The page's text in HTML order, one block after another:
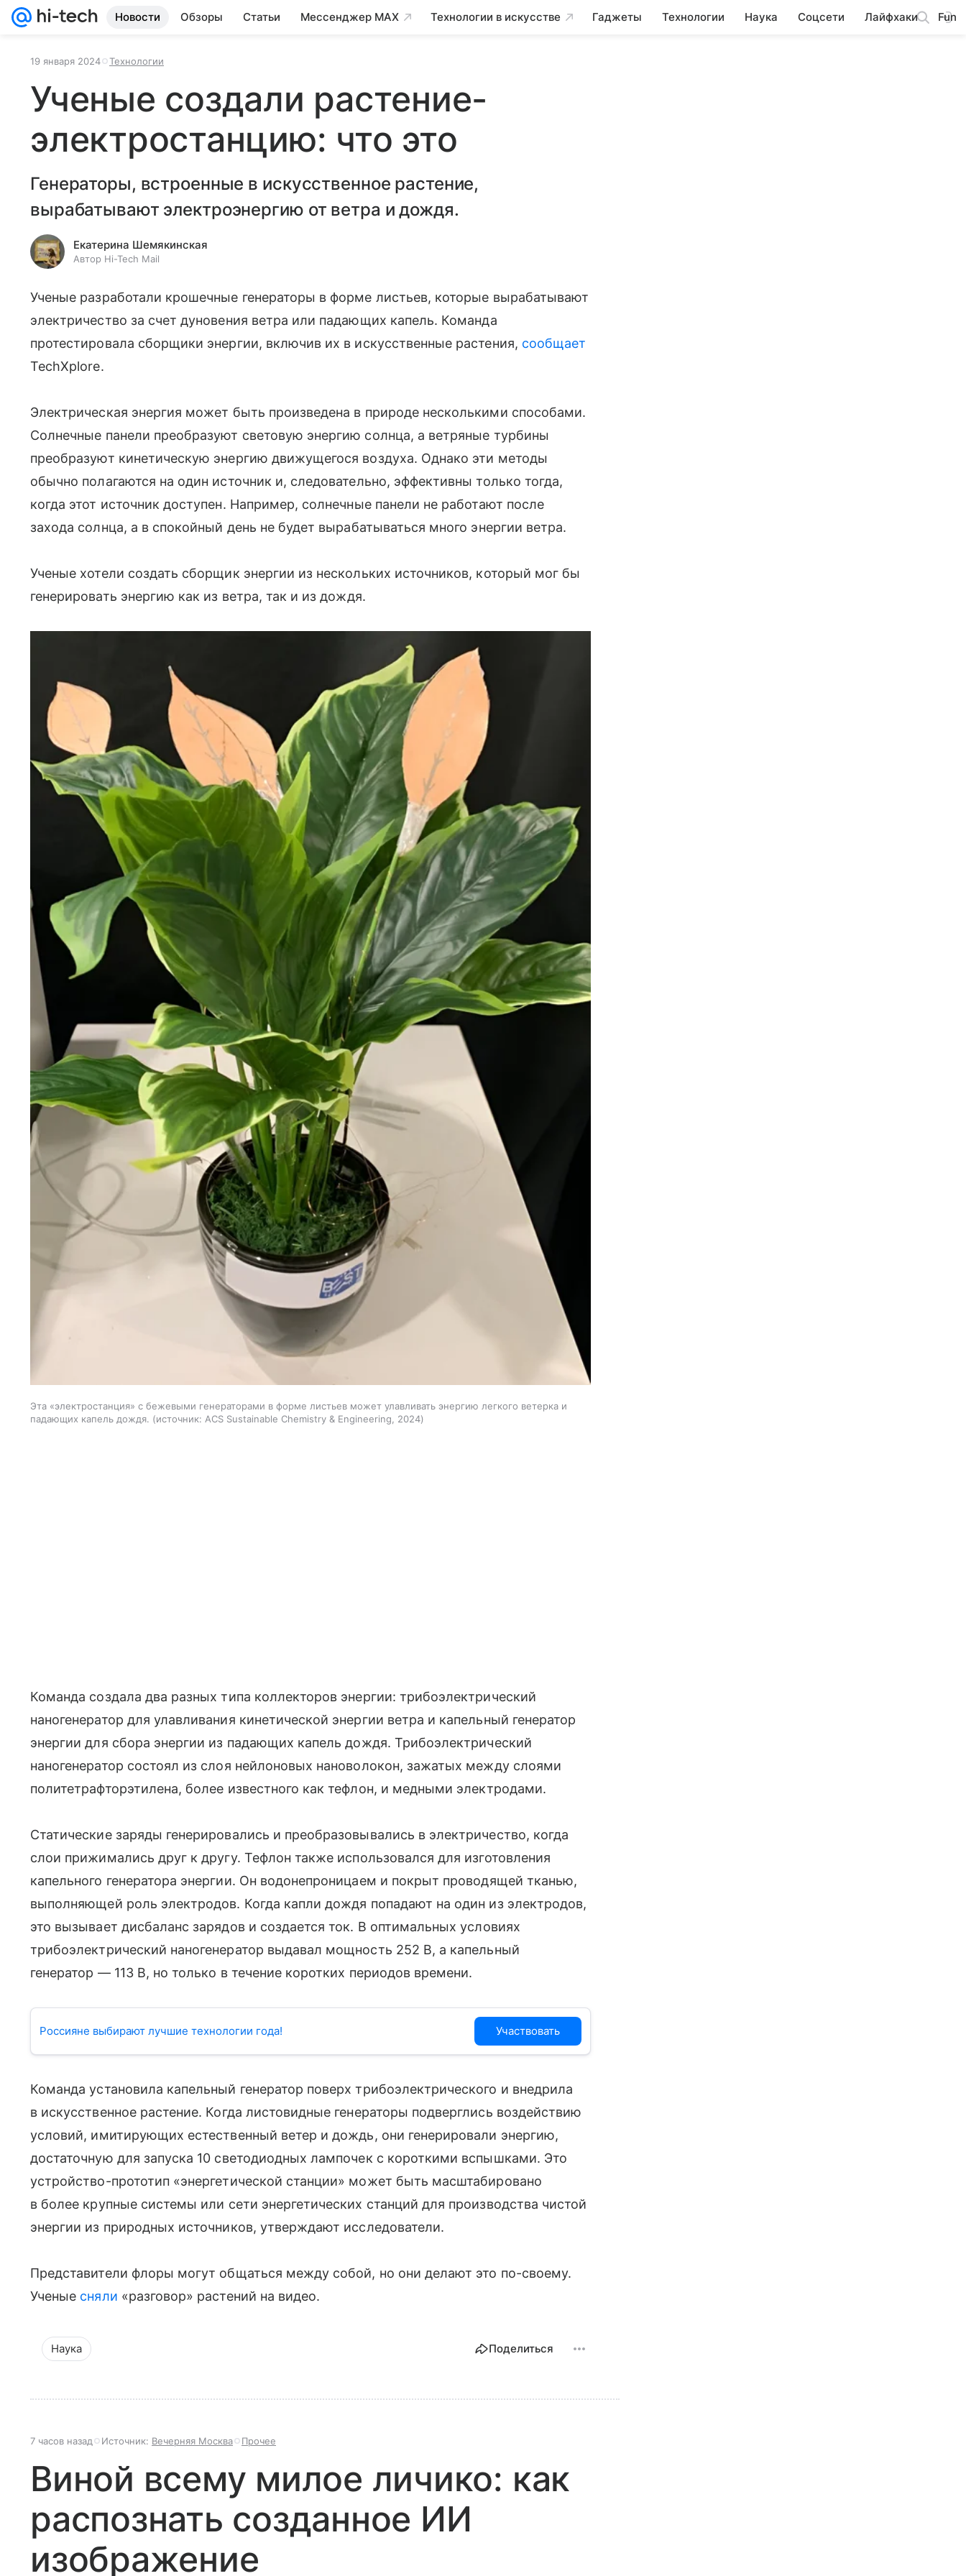
Новости Обзоры Статьи Мессенджер MAX Технологии в искусстве Гаджеты Технологии Наука Соцсети Лайфхаки Fun
19 января 2024 Технологии
Ученые создали растение-
электростанцию: что это
Генераторы, встроенные в искусственное растение,
вырабатывают электроэнергию от ветра и дождя.
Екатерина Шемякинская
Автор Hi-Tech Mail
Ученые разработали крошечные генераторы в форме листьев, которые вырабатывают
электричество за счет дуновения ветра или падающих капель. Команда
протестировала сборщики энергии, включив их в искусственные растения, сообщает
TechXplore.
Электрическая энергия может быть произведена в природе несколькими способами.
Солнечные панели преобразуют световую энергию солнца, а ветряные турбины
преобразуют кинетическую энергию движущегося воздуха. Однако эти методы
обычно полагаются на один источник и, следовательно, эффективны только тогда,
когда этот источник доступен. Например, солнечные панели не работают после
захода солнца, а в спокойный день не будет вырабатываться много энергии ветра.
Ученые хотели создать сборщик энергии из нескольких источников, который мог бы
генерировать энергию как из ветра, так и из дождя.
Эта «электростанция» с бежевыми генераторами в форме листьев может улавливать энергию легкого ветерка и
падающих капель дождя.
источник: ACS Sustainable Chemistry & Engineering, 2024
Команда создала два разных типа коллекторов энергии: трибоэлектрический
наногенератор для улавливания кинетической энергии ветра и капельный генератор
энергии для сбора энергии из падающих капель дождя. Трибоэлектрический
наногенератор состоял из слоя нейлоновых нановолокон, зажатых между слоями
политетрафторэтилена, более известного как тефлон, и медными электродами.
Статические заряды генерировались и преобразовывались в электричество, когда
слои прижимались друг к другу. Тефлон также использовался для изготовления
капельного генератора энергии. Он водонепроницаем и покрыт проводящей тканью,
выполняющей роль электродов. Когда капли дождя попадают на один из электродов,
это вызывает дисбаланс зарядов и создается ток. В оптимальных условиях
трибоэлектрический наногенератор выдавал мощность 252 В, а капельный
генератор — 113 В, но только в течение коротких периодов времени.
Россияне выбирают лучшие технологии года! Участвовать
Команда установила капельный генератор поверх трибоэлектрического и внедрила
в искусственное растение. Когда листовидные генераторы подверглись воздействию
условий, имитирующих естественный ветер и дождь, они генерировали энергию,
достаточную для запуска 10 светодиодных лампочек с короткими вспышками. Это
устройство-прототип «энергетической станции» может быть масштабировано
в более крупные системы или сети энергетических станций для производства чистой
энергии из природных источников, утверждают исследователи.
Представители флоры могут общаться между собой, но они делают это по-своему.
Ученые сняли «разговор» растений на видео.
Наука Поделиться
7 часов назад Источник: Вечерняя Москва Прочее
Виной всему милое личико: как
распознать созданное ИИ
изображение